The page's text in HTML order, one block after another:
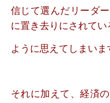
信じて選んだリーダ
に置き去りにされてい
ように思えてしまいま
それに加えて、経済